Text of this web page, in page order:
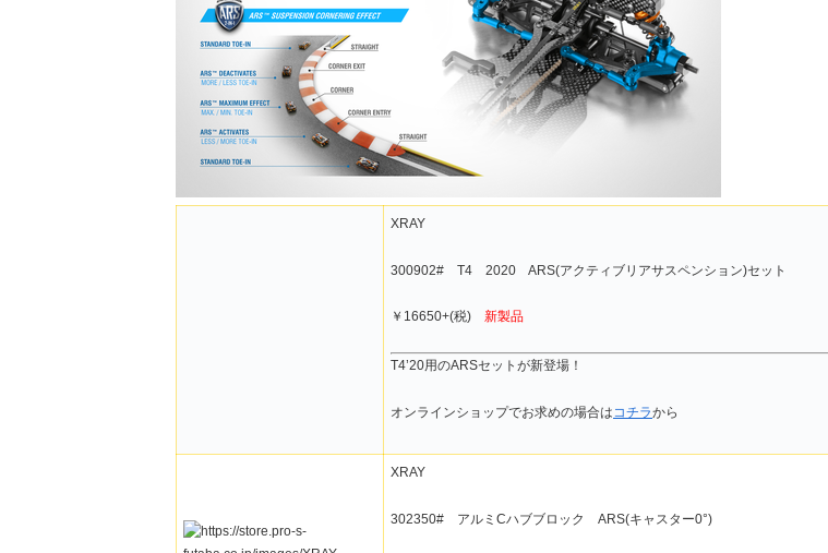
XRAY
300902# T4 2020 ARS(アクティブリアサスペンション)セット
￥16650+(税) 新製品
T4’20用のARSセットが新登場！
オンラインショップでお求めの場合は コチラから
XRAY
302350# アルミCハブブロック ARS(キャスター0°)